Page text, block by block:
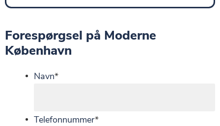
Forespørgsel på Moderne
København
Navn*
Telefonnummer*